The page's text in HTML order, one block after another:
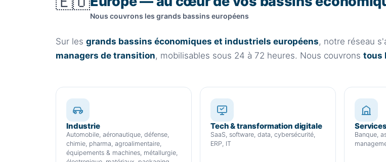
Nous couvrons les grands bassins européens
Sur les grands bassins économiques et industriels européens, notre réseau
managers de transition, mobilisables sous 24 à 72 heures. Nous couvrons tous
Industrie
Automobile, aéronautique, défense,
chimie, pharma, agroalimentaire,
équipements & machines, métallurgie,
Tech & transformation digitale
SaaS, software, data, cybersécurité,
ERP, IT
Banque,